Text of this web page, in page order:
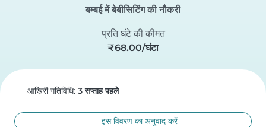
बम्बई में बेबीसिटिंग की नौकरी
प्रति घंटे की कीमत
₹68.00/घंटा
आखिरी गतिविधि: 3 सप्ताह पहले
इस विवरण का अनुवाद करें